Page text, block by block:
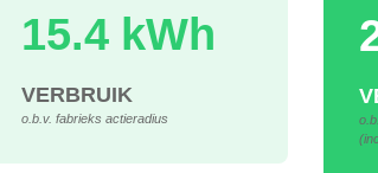
15.4 kWh
VERBRUIK
o.b.v. fabrieks actieradius